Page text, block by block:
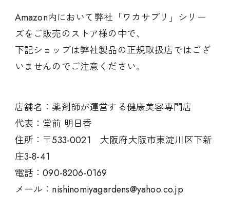
Amazon内において弊社「ワカサプリ」シリー
ズをご販売のストア様の中で、
下記ショップは弊社製品の正規取扱店ではござ
いませんのでご注意ください。
店舗名：薬剤師が運営する健康美容専門店
代表：堂前 明日香
住所：〒533-0021 大阪府大阪市東淀川区下新
庄3-8-41
電話：090-8206-0169
メール：nishinomiyagardens@yahoo.co.jp